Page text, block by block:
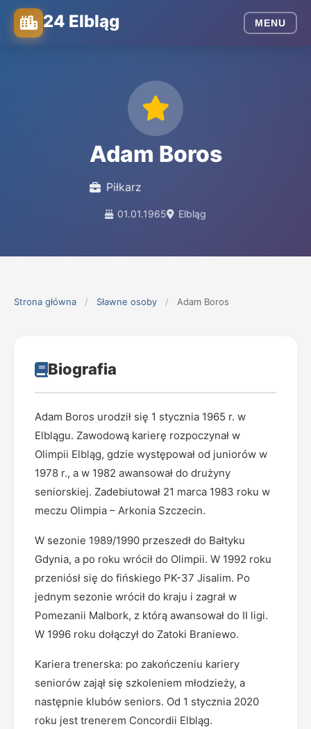
24 Elbląg MENU
Adam Boros
Piłkarz
01.01.1965 Elbląg
Strona główna / Sławne osoby / Adam Boros
Biografia
Adam Boros urodził się 1 stycznia 1965 r. w
Elblągu. Zawodową karierę rozpoczynał w
Olimpii Elbląg, gdzie występował od juniorów w
1978 r., a w 1982 awansował do drużyny
seniorskiej. Zadebiutował 21 marca 1983 roku w
meczu Olimpia – Arkonia Szczecin.
W sezonie 1989/1990 przeszedł do Bałtyku
Gdynia, a po roku wrócił do Olimpii. W 1992 roku
przeniósł się do fińskiego PK-37 Jisalim. Po
jednym sezonie wrócił do kraju i zagrał w
Pomezanii Malbork, z którą awansował do II ligi.
W 1996 roku dołączył do Zatoki Braniewo.
Kariera trenerska: po zakończeniu kariery
seniorów zajął się szkoleniem młodzieży, a
następnie klubów seniors. Od 1 stycznia 2020
roku jest trenerem Concordii Elbląg.